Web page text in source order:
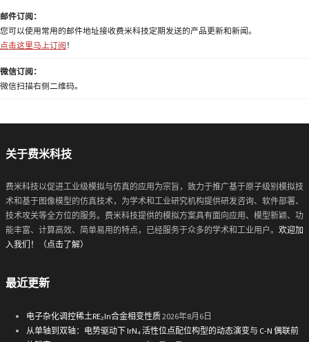
邮件订阅：
您可以使用常用的邮件地址接收费米科技定期发送的产品更新和新闻。
点击这里马上订阅 ！
微信订阅：
微信扫描右侧二维码。
关于费米科技
费米科技以促进工业级模拟与仿真的应用为宗旨，致力于推广基于原子级别模拟技
术和基于图像模型的仿真技术，为学术和工业研究机构提供研发咨询、软件部署、
技术攻关等全方位的服务。费米科技提供的模拟方案具有面向应用、模型新颖、功
能丰富、计算高效、简单易用的特点，已经服务于众多的学术和工业用户。 欢迎加
入我们！（点击了解）
最近更新
电子杂化调控稀土RE₂In合金相变性质2026年8月6日
从单轴到双轴：电势驱动下 IrN₄ 活性位点配位构型的动态演变与 C-N 偶联前